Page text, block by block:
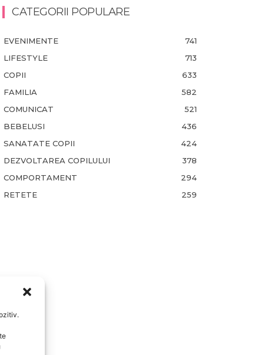
CATEGORII POPULARE
EVENIMENTE
741
LIFESTYLE
713
COPII
633
FAMILIA
582
COMUNICAT
521
BEBELUSI
436
SANATATE COPII
424
DEZVOLTAREA COPILULUI
378
COMPORTAMENT
294
RETETE
259